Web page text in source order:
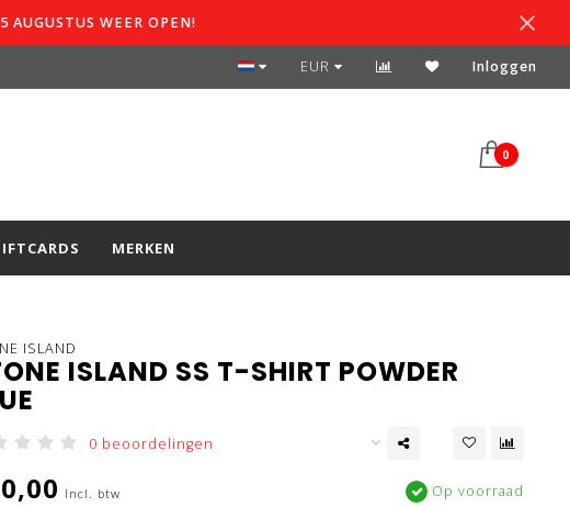
AUGUSTUS WEER OPEN!
SPAARSYSTEEM
EUR Inloggen
0
MERKEN
ISLAND
ISLAND SS T-SHIRT POWDER
0 beoordelingen
Incl. btw Op voorraad